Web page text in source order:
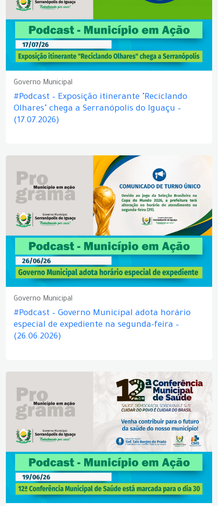
Governo Municipal
#Podcast – Exposição itinerante "Reciclando
Olhares" chega a Serranópolis do Iguaçu –
(17.07.2026)
Governo Municipal
#Podcast – Governo Municipal adota horário
especial de expediente na segunda-feira –
(26.06.2026)